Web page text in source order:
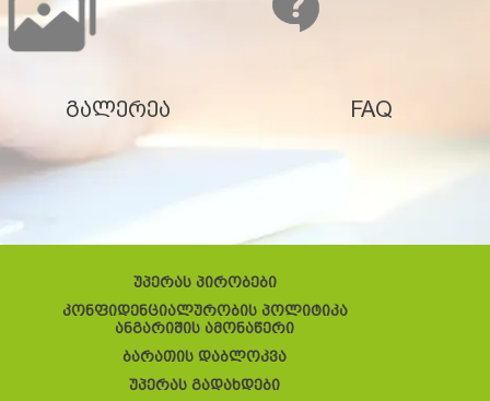
გალერეა FAQ
უპერას პირობები
კონფიდენციალურობის პოლიტიკა
ანგარიშის ამონაწერი
ბარათის დაბლოკვა
უპერას გადახდები